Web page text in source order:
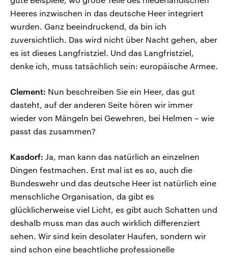
Heeres inzwischen in das deutsche Heer integriert
wurden. Ganz beeindruckend, da bin ich
zuversichtlich. Das wird nicht über Nacht gehen, aber
es ist dieses Langfristziel. Und das Langfristziel,
denke ich, muss tatsächlich sein: europäische Armee.
Clement: Nun beschreiben Sie ein Heer, das gut
dasteht, auf der anderen Seite hören wir immer
wieder von Mängeln bei Gewehren, bei Helmen – wie
passt das zusammen?
Kasdorf: Ja, man kann das natürlich an einzelnen
Dingen festmachen. Erst mal ist es so, auch die
Bundeswehr und das deutsche Heer ist natürlich eine
menschliche Organisation, da gibt es
glücklicherweise viel Licht, es gibt auch Schatten und
deshalb muss man das auch wirklich differenziert
sehen. Wir sind kein desolater Haufen, sondern wir
sind schon eine beachtliche professionelle